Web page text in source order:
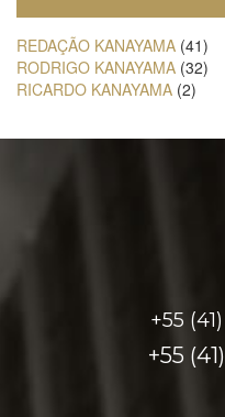
REDAÇÃO KANAYAMA (41)
RODRIGO KANAYAMA (32)
RICARDO KANAYAMA (2)
+55 (41)
+55 (41)